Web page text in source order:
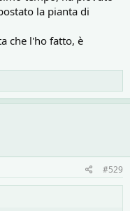
la pianta di
che l'ho fatto, è
#529